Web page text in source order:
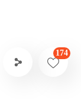
174